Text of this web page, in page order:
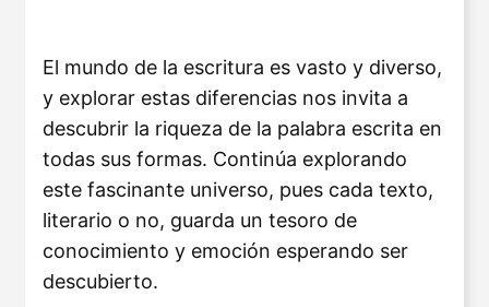
El mundo de la escritura es vasto y diverso,
y explorar estas diferencias nos invita a
descubrir la riqueza de la palabra escrita en
todas sus formas. Continúa explorando
este fascinante universo, pues cada texto,
literario o no, guarda un tesoro de
conocimiento y emoción esperando ser
descubierto.